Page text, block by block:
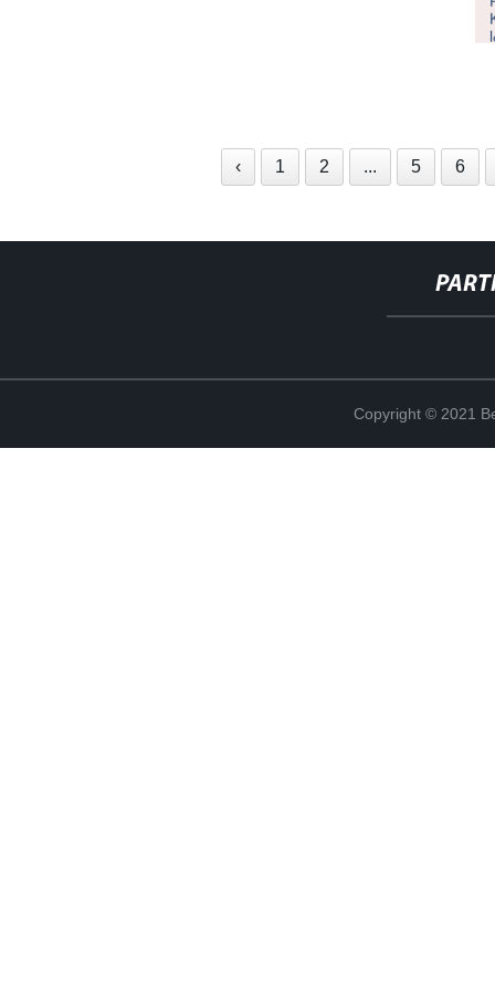
‹ 1 2 ... 5 6
Copyright © 2021